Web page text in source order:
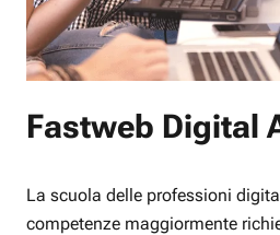
Fastweb Digital
La scuola delle professioni
competenze maggiormente